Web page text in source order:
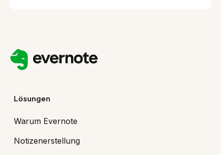
Lösungen
Warum Evernote
Notizenerstellung